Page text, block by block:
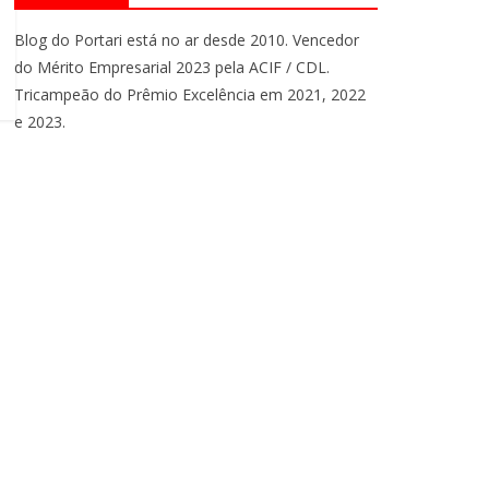
Blog do Portari está no ar desde 2010. Vencedor
do Mérito Empresarial 2023 pela ACIF / CDL.
Tricampeão do Prêmio Excelência em 2021, 2022
e 2023.